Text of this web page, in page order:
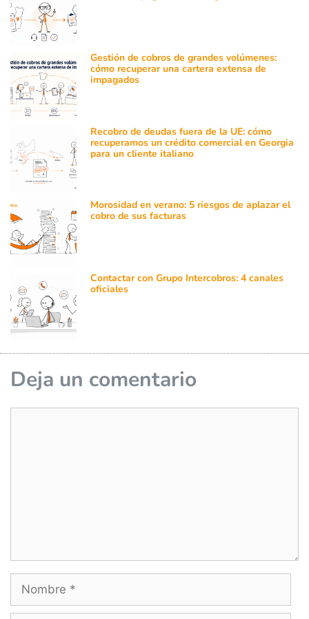
Gestión de cobros de grandes volúmenes:
cómo recuperar una cartera extensa de
impagados
Recobro de deudas fuera de la UE: cómo
recuperamos un crédito comercial en Georgia
para un cliente italiano
Morosidad en verano: 5 riesgos de aplazar el
cobro de sus facturas
Contactar con Grupo Intercobros: 4 canales
oficiales
Deja un comentario